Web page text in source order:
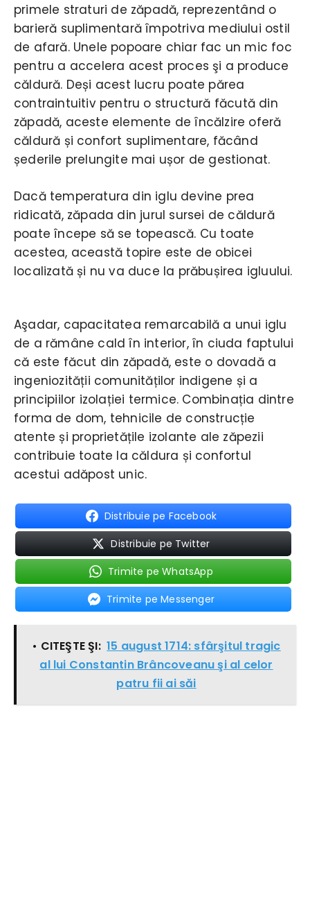
primele straturi de zăpadă, reprezentând o
barieră suplimentară împotriva mediului ostil
de afară. Unele popoare chiar fac un mic foc
pentru a accelera acest proces şi a produce
căldură. Deși acest lucru poate părea
contraintuitiv pentru o structură făcută din
zăpadă, aceste elemente de încălzire oferă
căldură și confort suplimentare, făcând
șederile prelungite mai ușor de gestionat.
Dacă temperatura din iglu devine prea
ridicată, zăpada din jurul sursei de căldură
poate începe să se topească. Cu toate
acestea, această topire este de obicei
localizată și nu va duce la prăbușirea igluului.
Aşadar, capacitatea remarcabilă a unui iglu
de a rămâne cald în interior, în ciuda faptului
că este făcut din zăpadă, este o dovadă a
ingeniozității comunităților indigene și a
principiilor izolației termice. Combinația dintre
forma de dom, tehnicile de construcție
atente și proprietățile izolante ale zăpezii
contribuie toate la căldura și confortul
acestui adăpost unic.
Distribuie pe Facebook
Distribuie pe Twitter
Trimite pe WhatsApp
Trimite pe Messenger
• CITEŞTE ŞI: 15 august 1714: sfârşitul tragic
al lui Constantin Brâncoveanu şi al celor
patru fii ai săi